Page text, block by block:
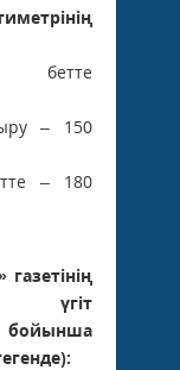
бетте
– 150
– 180
үгіт
бойынша